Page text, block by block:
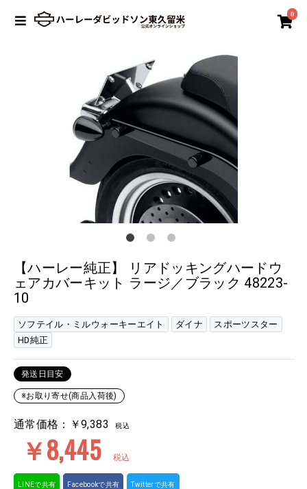
0
【ハーレー純正】 リアドッキングハードウ
ェアカバーキット ラージ／ブラック 48223-
10
ソフテイル・ミルウォーキーエイト ダイナ
スポーツスター
HD純正
発送日目安
※お取り寄せ(商品入荷後)
通常価格：￥9,383 税込
￥8,445 税込
LINEで共有 Facebookで共有 Twitterで共有